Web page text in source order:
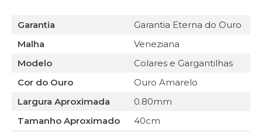
Garantia
Garantia Eterna do Ouro
Malha
Veneziana
Modelo
Colares e Gargantilhas
Cor do Ouro
Ouro Amarelo
Largura Aproximada
0.80mm
Tamanho Aproximado
40cm